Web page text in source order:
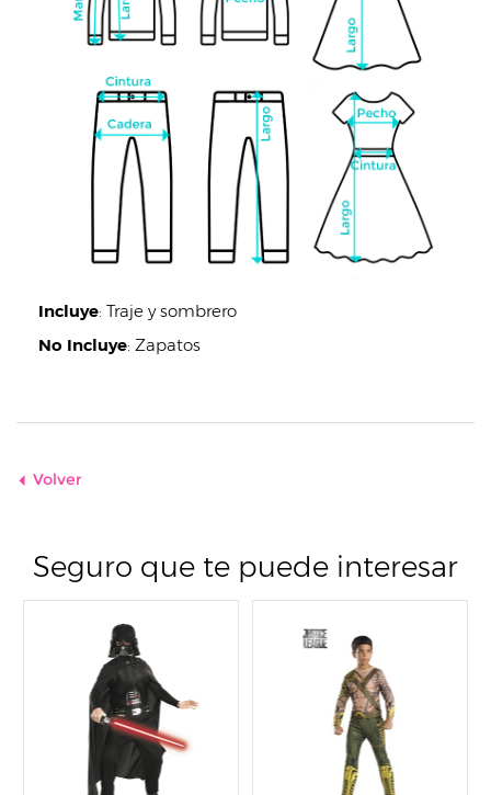
Incluye: Traje y sombrero
No Incluye: Zapatos
Volver
Seguro que te puede interesar